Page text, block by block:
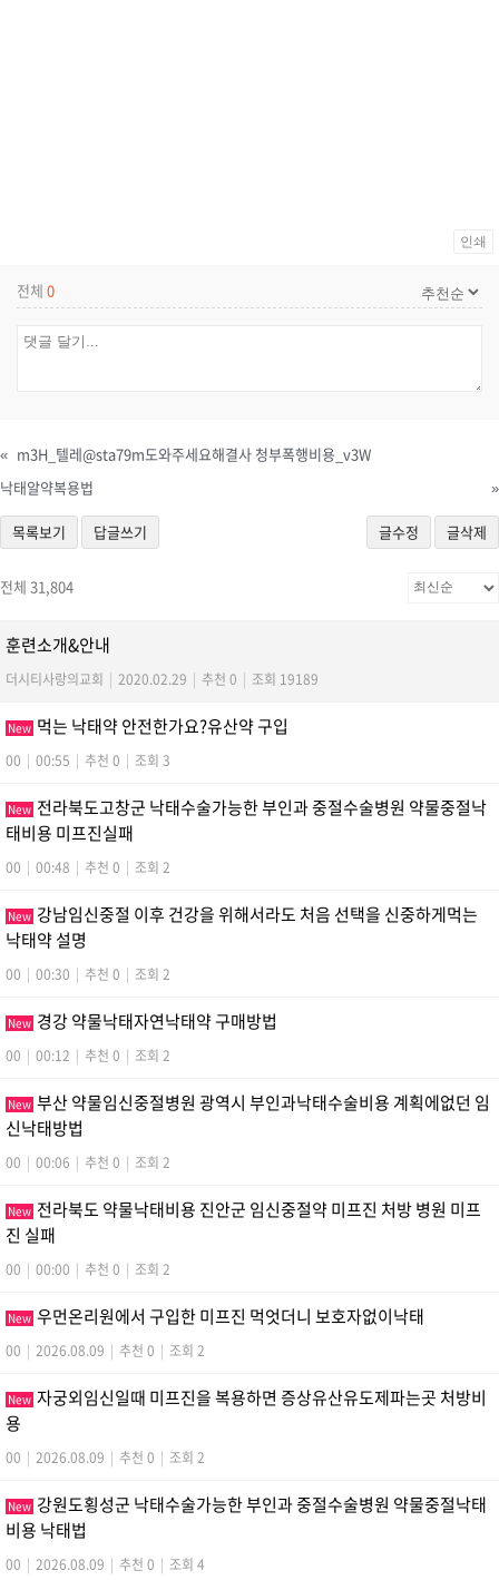
인쇄
전체 0
« m3H_텔레@sta79m도와주세요해결사 청부폭행비용_v3W
낙­태알약복용법
»
목록보기 답글쓰기 글수정 글삭제
전체 31,804
훈련소개&안내
더시티사랑의교회 | 2020.02.29 | 추천 0 | 조회 19189
New 먹는 낙태약 안전한가요?유산약 구입
00 | 00:55 | 추천 0 | 조회 3
New 전라북도고창군 낙태수술가능한 부인과 중절수술병원 약물중절낙
태비용 미­프진실패
00 | 00:48 | 추천 0 | 조회 2
New 강남임신중절 이후 건강을 위해서라도 처음 선택을 신중하게먹는
낙­태약 설명
00 | 00:30 | 추천 0 | 조회 2
New 경강 약물낙태자연낙­태약 구매방법
00 | 00:12 | 추천 0 | 조회 2
New 부산 약물임신중절병원 광역시 부인과낙태수술비용 계획에없던 임
신낙­태방법
00 | 00:06 | 추천 0 | 조회 2
New 전라북도 약물낙태비용 진안군 임신중절약 미프진 처방 병원 미­프
진 실패
00 | 00:00 | 추천 0 | 조회 2
New 우먼온리원에서 구입한 미프진 먹엇더니 보호자없이낙­태
00 | 2026.08.09 | 추천 0 | 조회 2
New 자궁외임신일때 미프진을 복용하면 증상유산유도제파는곳 처방비
용
00 | 2026.08.09 | 추천 0 | 조회 2
New 강원도횡성군 낙태수술가능한 부인과 중절수술병원 약물중절낙태
비용 낙­태법
00 | 2026.08.09 | 추천 0 | 조회 4